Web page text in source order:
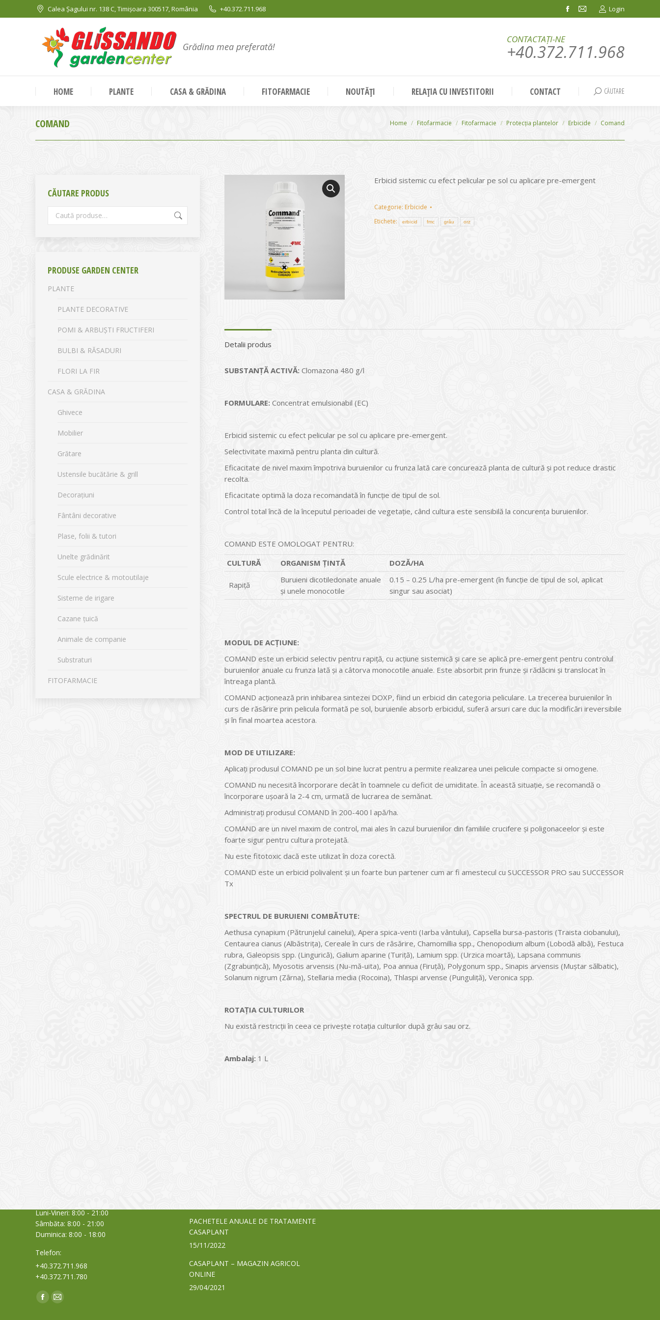
Calea Șagului nr. 138 C, Timișoara 300517, România +40.372.711.968
Facebook
in
window
Mail
in
window
Login
Grădina mea preferată!
CONTACTAȚI-NE
+40.372.711.968
HOME PLANTE CASA & GRĂDINA FITOFARMACIE NOUTĂȚI RELAȚIA CU INVESTITORII CONTACT Search:
CĂUTARE
COMAND You are here:
Home Fitofarmacie Fitofarmacie Protecția plantelor Erbicide Comand
Erbicid sistemic cu efect pelicular pe sol cu aplicare pre-emergent
Categorie: Erbicide
Etichete:
erbicid fmc grâu orz
Detalii produs
SUBSTANŢĂ ACTIVĂ: Clomazona 480 g/l
FORMULARE: Concentrat emulsionabil (EC)
Erbicid sistemic cu efect pelicular pe sol cu aplicare pre-emergent.
Selectivitate maximă pentru planta din cultură.
Eficacitate de nivel maxim împotriva buruienilor cu frunza lată care concurează planta de cultură şi pot reduce drastic
recolta.
Eficacitate optimă la doza recomandată în funcție de tipul de sol.
Control total încă de la începutul perioadei de vegetație, când cultura este sensibilă la concurența buruienilor.
COMAND ESTE OMOLOGAT PENTRU:
CULTURĂ
ORGANISM ȚINTĂ DOZĂ/HA
Rapiță
Buruieni dicotiledonate anuale
și unele monocotile
0.15 – 0.25 L/ha pre-emergent (în funcție de tipul de sol, aplicat
singur sau asociat)
MODUL DE ACŢIUNE:
COMAND este un erbicid selectiv pentru rapiţă, cu acţiune sistemică şi care se aplică pre-emergent pentru controlul
buruienilor anuale cu frunza lată şi a câtorva monocotile anuale. Este absorbit prin frunze şi rădăcini şi translocat în
întreaga plantă.
COMAND acţionează prin inhibarea sintezei DOXP, fiind un erbicid din categoria peliculare. La trecerea buruienilor în
curs de răsărire prin pelicula formată pe sol, buruienile absorb erbicidul, suferă arsuri care duc la modificări ireversibile
şi în final moartea acestora.
MOD DE UTILIZARE:
Aplicaţi produsul COMAND pe un sol bine lucrat pentru a permite realizarea unei pelicule compacte si omogene.
COMAND nu necesită încorporare decât în toamnele cu deficit de umiditate. În această situaţie, se recomandă o
încorporare uşoară la 2-4 cm, urmată de lucrarea de semănat.
Administraţi produsul COMAND în 200-400 l apă/ha.
COMAND are un nivel maxim de control, mai ales în cazul buruienilor din familiile crucifere şi poligonaceelor şi este
foarte sigur pentru cultura protejată.
Nu este fitotoxic dacă este utilizat în doza corectă.
COMAND este un erbicid polivalent şi un foarte bun partener cum ar fi amestecul cu SUCCESSOR PRO sau SUCCESSOR
Tx
SPECTRUL DE BURUIENI COMBĂTUTE:
Aethusa cynapium (Pătrunjelul cainelui), Apera spica-venti (Iarba vântului), Capsella bursa-pastoris (Traista ciobanului),
Centaurea cianus (Albăstrița), Cereale în curs de răsărire, Chamomillia spp., Chenopodium album (Lobodă albă), Festuca
rubra, Galeopsis spp. (Lingurică), Galium aparine (Turiță), Lamium spp. (Urzica moartă), Lapsana communis
(Zgrabunțică), Myosotis arvensis (Nu-mă-uita), Poa annua (Firuță), Polygonum spp., Sinapis arvensis (Muștar sălbatic),
Solanum nigrum (Zârna), Stellaria media (Rocoina), Thlaspi arvense (Punguliță), Veronica spp.
ROTAȚIA CULTURILOR
Nu există restricţii în ceea ce priveşte rotaţia culturilor după grâu sau orz.
Ambalaj: 1 L
CĂUTARE PRODUS
PRODUSE GARDEN CENTER
PLANTE
PLANTE DECORATIVE
POMI & ARBUȘTI FRUCTIFERI
BULBI & RĂSADURI
FLORI LA FIR
CASA & GRĂDINA
Ghivece
Mobilier
Grătare
Ustensile bucătărie & grill
Decorațiuni
Fântâni decorative
Plase, folii & tutori
Unelte grădinărit
Scule electrice & motoutilaje
Sisteme de irigare
Cazane țuică
Animale de companie
Substraturi
FITOFARMACIE
Luni-Vineri: 8:00 - 21:00
Sâmbăta: 8:00 - 21:00
Duminica: 8:00 - 18:00
Telefon:
+40.372.711.968
+40.372.711.780
Find us on:
Facebook
Mail
PACHETELE ANUALE DE TRATAMENTE
CASAPLANT
15/11/2022
CASAPLANT – MAGAZIN AGRICOL
ONLINE
29/04/2021